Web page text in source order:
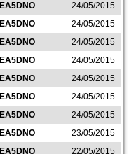
EA5DNO
24/05/2015
EA5DNO
24/05/2015
EA5DNO
24/05/2015
EA5DNO
24/05/2015
EA5DNO
24/05/2015
EA5DNO
24/05/2015
EA5DNO
24/05/2015
EA5DNO
23/05/2015
EA5DNO 22/05/2015